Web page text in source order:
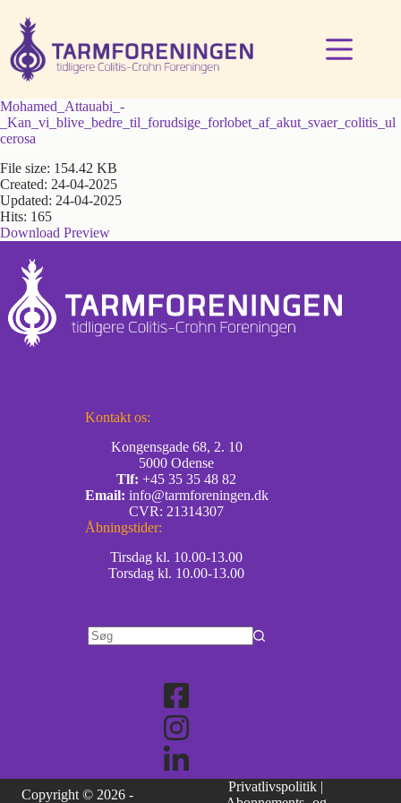
indhold
Mohamed_Attauabi_-
_Kan_vi_blive_bedre_til_forudsige_forlobet_af_akut_svaer_colitis_ul
cerosa
File size: 154.42 KB
Created: 24-04-2025
Updated: 24-04-2025
Hits: 165
Download Preview
Kontakt os:
Kongensgade 68, 2. 10
5000 Odense
Tlf: +45 35 35 48 82
Email: info@tarmforeningen.dk
CVR: 21314307
Åbningstider:
Tirsdag kl. 10.00-13.00
Torsdag kl. 10.00-13.00
Copyright © 2026 -
Privatlivspolitik |